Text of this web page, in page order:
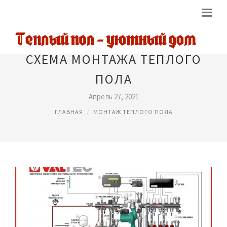
СХЕМА МОНТАЖА ТЕПЛОГО
ПОЛА
Апрель 27, 2021
ГЛАВНАЯ МОНТАЖ ТЕПЛОГО ПОЛА